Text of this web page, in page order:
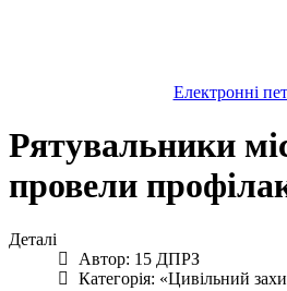
Електронні
Рятувальники
провели
Деталі
Автор: 15 ДПРЗ
Категорія: «Цивільний